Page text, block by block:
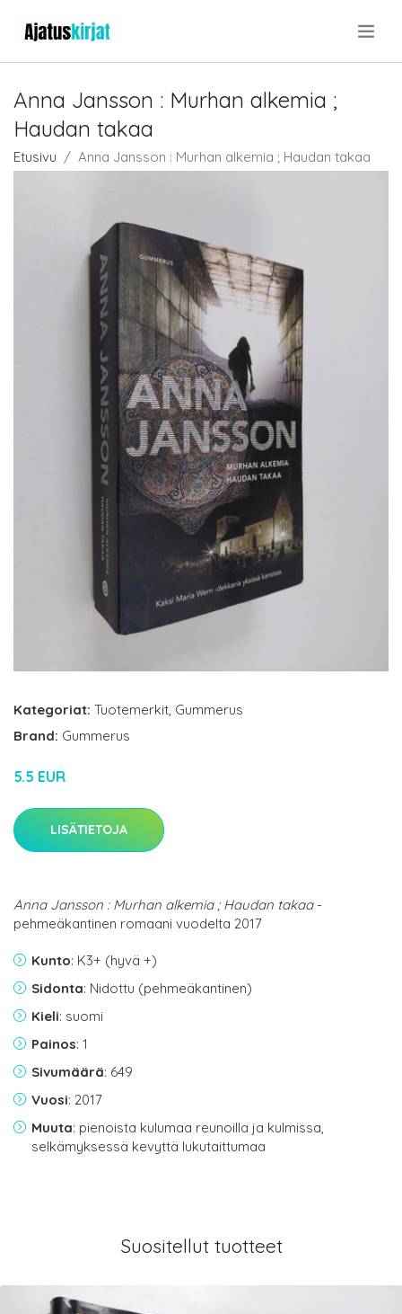
Anna Jansson : Murhan alkemia ;
Haudan takaa
Etusivu Anna Jansson : Murhan alkemia ; Haudan takaa
Kategoriat: Tuotemerkit, Gummerus
Brand: Gummerus
5.5 EUR
LISÄTIETOJA
Anna Jansson : Murhan alkemia ; Haudan takaa-
pehmeäkantinen romaani vuodelta 2017
Kunto: K3+ (hyvä +)
Sidonta: Nidottu (pehmeäkantinen)
Kieli: suomi
Painos: 1
Sivumäärä: 649
Vuosi: 2017
Muuta: pienoista kulumaa reunoilla ja kulmissa,
selkämyksessä kevyttä lukutaittumaa
Suositellut tuotteet